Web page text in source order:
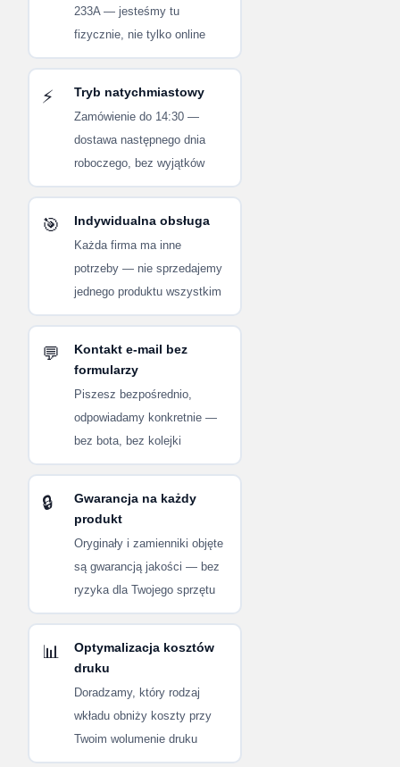
233A — jesteśmy tu
fizycznie, nie tylko online
⚡ Tryb natychmiastowy
Zamówienie do 14:30 —
dostawa następnego dnia
roboczego, bez wyjątków
🎯 Indywidualna obsługa
Każda firma ma inne
potrzeby — nie sprzedajemy
jednego produktu wszystkim
💬
Kontakt e-mail bez
formularzy
Piszesz bezpośrednio,
odpowiadamy konkretnie —
bez bota, bez kolejki
🔒
Gwarancja na każdy
produkt
Oryginały i zamienniki objęte
są gwarancją jakości — bez
ryzyka dla Twojego sprzętu
📊
Optymalizacja kosztów
druku
Doradzamy, który rodzaj
wkładu obniży koszty przy
Twoim wolumenie druku